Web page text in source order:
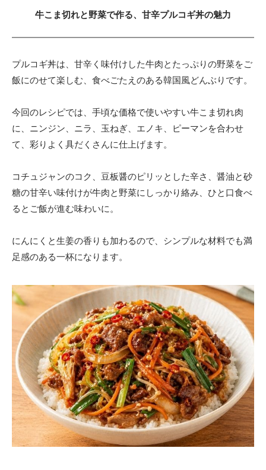
牛こま切れと野菜で作る、甘辛プルコギ丼の魅力
プルコギ丼は、甘辛く味付けした牛肉とたっぷりの野菜をご
飯にのせて楽しむ、食べごたえのある韓国風どんぶりです。
今回のレシピでは、手頃な価格で使いやすい牛こま切れ肉
に、ニンジン、ニラ、玉ねぎ、エノキ、ピーマンを合わせ
て、彩りよく具だくさんに仕上げます。
コチュジャンのコク、豆板醤のピリッとした辛さ、醤油と砂
糖の甘辛い味付けが牛肉と野菜にしっかり絡み、ひと口食べ
るとご飯が進む味わいに。
にんにくと生姜の香りも加わるので、シンプルな材料でも満
足感のある一杯になります。